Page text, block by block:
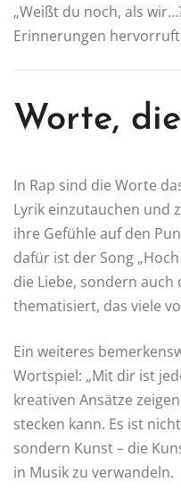
„Weißt du noch, als
Erinnerungen
Worte,
In Rap sind die Worte
Lyrik einzutauchen und
ihre Gefühle auf den
dafür ist der Song
die Liebe, sondern auch
thematisiert, das viele
Ein weiteres
Wortspiel: „Mit dir ist
kreativen Ansätze
stecken kann. Es ist
sondern Kunst – die
in Musik zu verwandeln.